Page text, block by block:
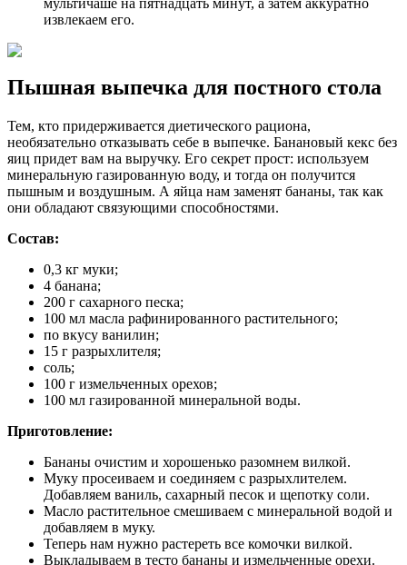
мультичаше на пятнадцать минут, а затем аккуратно
извлекаем его.
Пышная выпечка для постного стола
Тем, кто придерживается диетического рациона,
необязательно отказывать себе в выпечке. Банановый кекс без
яиц придет вам на выручку. Его секрет прост: используем
минеральную газированную воду, и тогда он получится
пышным и воздушным. А яйца нам заменят бананы, так как
они обладают связующими способностями.
Состав:
0,3 кг муки;
4 банана;
200 г сахарного песка;
100 мл масла рафинированного растительного;
по вкусу ванилин;
15 г разрыхлителя;
соль;
100 г измельченных орехов;
100 мл газированной минеральной воды.
Приготовление:
Бананы очистим и хорошенько разомнем вилкой.
Муку просеиваем и соединяем с разрыхлителем.
Добавляем ваниль, сахарный песок и щепотку соли.
Масло растительное смешиваем с минеральной водой и
добавляем в муку.
Теперь нам нужно растереть все комочки вилкой.
Выкладываем в тесто бананы и измельченные орехи.